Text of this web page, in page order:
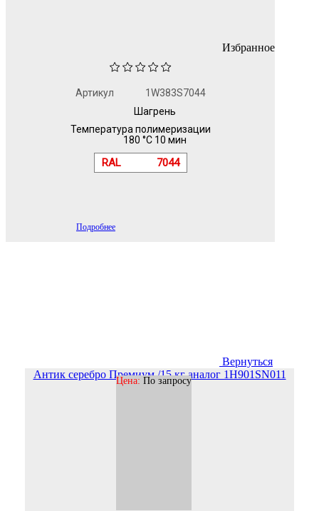
Избранное
Артикул
1W383S7044
Шагрень
Температура полимеризации
180 °C 10 мин
RAL 7044
Подробнее
Вернуться
Антик серебро Премиум /15 кг аналог 1H901SN011
Цена: По запросу